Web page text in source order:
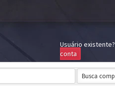
Usuário existente?
conta